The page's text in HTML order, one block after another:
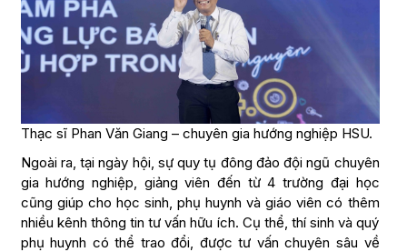
Thạc sĩ Phan Văn Giang – chuyên gia hướng nghiệp HSU.
Ngoài ra, tại ngày hội, sự quy tụ đông đảo đội ngũ chuyên
gia hướng nghiệp, giảng viên đến từ 4 trường đại học
cũng giúp cho học sinh, phụ huynh và giáo viên có thêm
nhiều kênh thông tin tư vấn hữu ích. Cụ thể, thí sinh và quý
phụ huynh có thể trao đổi, được tư vấn chuyên sâu về